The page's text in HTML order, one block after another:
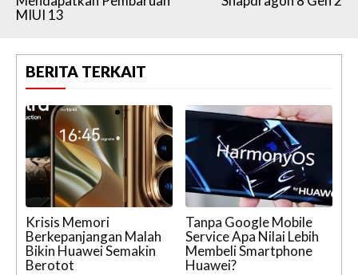
MIUI 13
BERITA TERKAIT
Krisis Memori
Berkepanjangan Malah
Bikin Huawei Semakin
Berotot
Tanpa Google Mobile
Service Apa Nilai Lebih
Membeli Smartphone
Huawei?